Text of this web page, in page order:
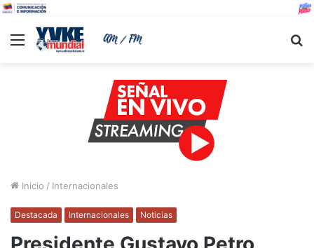
Menu
Inicio / Internacionales
Destacada Internacionales Noticias